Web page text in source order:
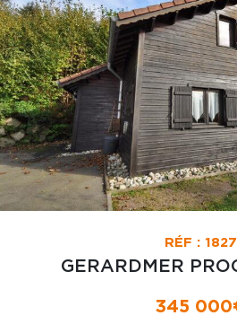
RÉF : 1827
GERARDMER
345